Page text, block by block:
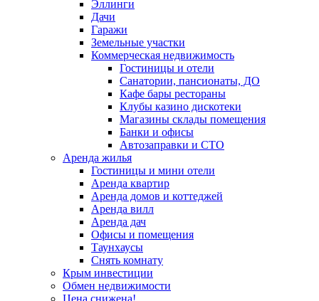
Эллинги
Дачи
Гаражи
Земельные участки
Коммерческая недвижимость
Гостиницы и отели
Санатории, пансионаты, ДО
Кафе бары рестораны
Клубы казино дискотеки
Магазины склады помещения
Банки и офисы
Автозаправки и СТО
Аренда жилья
Гостиницы и мини отели
Аренда квартир
Аренда домов и коттеджей
Аренда вилл
Аренда дач
Офисы и помещения
Таунхаусы
Снять комнату
Крым инвестиции
Обмен недвижимости